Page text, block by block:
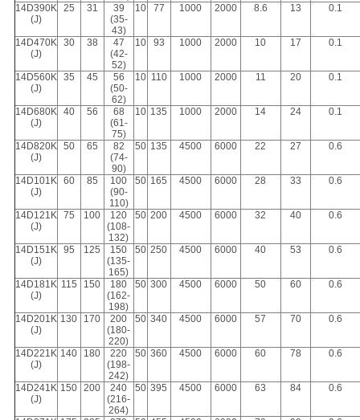
14D390K
(J)
25 31
39
(35-
43)
10 77 1000 2000 8.6 13 0.1
14D470K
(J)
30 38
47
(42-
52)
10 93 1000 2000 10 17 0.1
14D560K
(J)
35 45
56
(50-
62)
10 110 1000 2000 11 20 0.1
14D680K
(J)
40 56
68
(61-
75)
10 135 1000 2000 14 24 0.1
14D820K
(J)
50 65
82
(74-
90)
50 135 4500 6000 22 27 0.6
14D101K
(J)
60 85
100
(90-
110)
50 165 4500 6000 28 33 0.6
14D121K
(J)
75 100
120
(108-
132)
50 200 4500 6000 32 40 0.6
14D151K
(J)
95 125
150
(135-
165)
50 250 4500 6000 40 53 0.6
14D181K
(J)
115 150
180
(162-
198)
50 300 4500 6000 50 60 0.6
14D201K
(J)
130 170
200
(180-
220)
50 340 4500 6000 57 70 0.6
14D221K
(J)
140 180
220
(198-
242)
50 360 4500 6000 60 78 0.6
14D241K
(J)
150 200
240
(216-
264)
50 395 4500 6000 63 84 0.6